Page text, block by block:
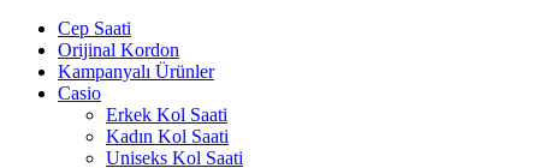
Cep Saati
Orijinal Kordon
Kampanyalı Ürünler
Casio
Erkek Kol Saati
Kadın Kol Saati
Uniseks Kol Saati